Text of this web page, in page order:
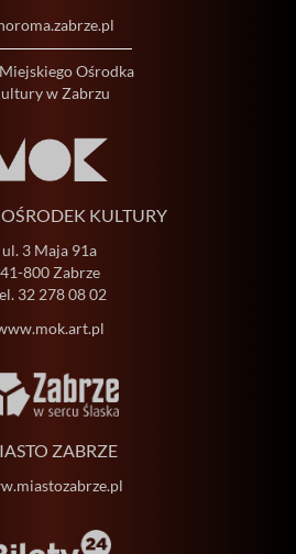
Ośrodka
w Zabrzu
KULTURY
ul. 3 Maja 91a
41-800 Zabrze
32 278 08 02
ZABRZE